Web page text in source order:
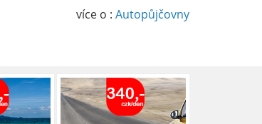
více o : Autopůjčovny